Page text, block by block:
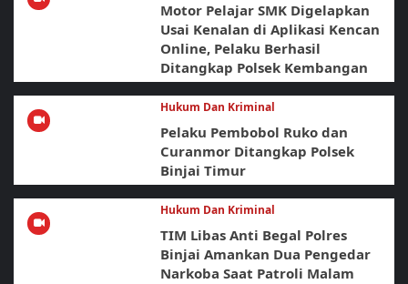
Motor Pelajar SMK Digelapkan
Usai Kenalan di Aplikasi Kencan
Online, Pelaku Berhasil
Ditangkap Polsek Kembangan
Hukum Dan Kriminal
Pelaku Pembobol Ruko dan
Curanmor Ditangkap Polsek
Binjai Timur
Hukum Dan Kriminal
TIM Libas Anti Begal Polres
Binjai Amankan Dua Pengedar
Narkoba Saat Patroli Malam